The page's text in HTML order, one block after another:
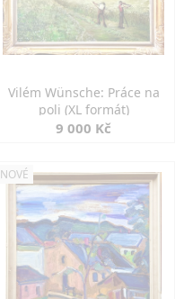
Vilém Wünsche: Práce na
poli (XL formát)
9 000 Kč
NOVÉ